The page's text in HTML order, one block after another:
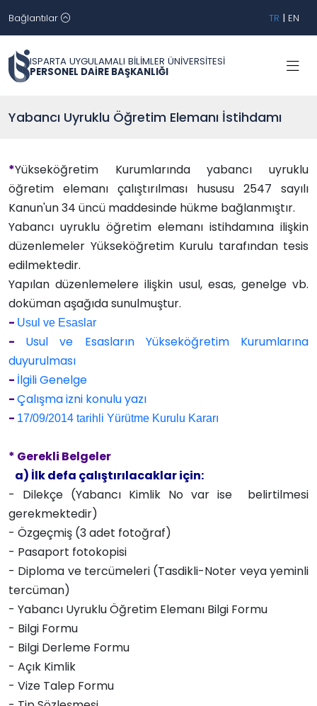
Bağlantılar TR | EN
ISPARTA UYGULAMALI BİLİMLER ÜNİVERSİTESİ
PERSONEL DAİRE BAŞKANLIĞI
Yabancı Uyruklu Öğretim Elemanı İstihdamı
*Yükseköğretim Kurumlarında yabancı uyruklu
öğretim elemanı çalıştırılması hususu 2547 sayılı
Kanun'un 34 üncü maddesinde hükme bağlanmıştır.
Yabancı uyruklu öğretim elemanı istihdamına ilişkin
düzenlemeler Yükseköğretim Kurulu tarafından tesis
edilmektedir.
Yapılan düzenlemelere ilişkin usul, esas, genelge vb.
doküman aşağıda sunulmuştur.
- Usul ve Esaslar
- Usul ve Esasların Yükseköğretim Kurumlarına
duyurulması
- İlgili Genelge
-Çalışma izni konulu yazı
- 17/09/2014 tarihli Yürütme Kurulu Kararı
* Gerekli Belgeler
a) İlk defa çalıştırılacaklar için:
- Dilekçe (Yabancı Kimlik No var ise belirtilmesi
gerekmektedir)
- Özgeçmiş (3 adet fotoğraf)
- Pasaport fotokopisi
- Diploma ve tercümeleri (Tasdikli-Noter veya yeminli
tercüman)
- Yabancı Uyruklu Öğretim Elemanı Bilgi Formu
- Bilgi Formu
- Bilgi Derleme Formu
- Açık Kimlik
- Vize Talep Formu